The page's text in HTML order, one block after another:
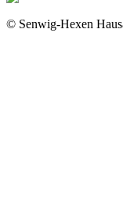
© Senwig-Hexen